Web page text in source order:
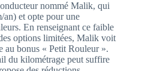
nommé Malik, qui
et opte pour une
En renseignant ce faible
options limitées, Malik voit
au bonus « Petit Rouleur ».
du kilométrage peut suffire